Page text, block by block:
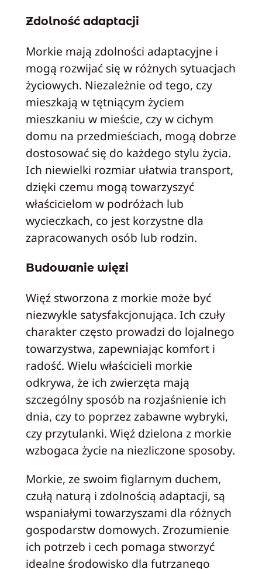
Zdolność adaptacji
Morkie mają zdolności adaptacyjne i
mogą rozwijać się w różnych sytuacjach
życiowych. Niezależnie od tego, czy
mieszkają w tętniącym życiem
mieszkaniu w mieście, czy w cichym
domu na przedmieściach, mogą dobrze
dostosować się do każdego stylu życia.
Ich niewielki rozmiar ułatwia transport,
dzięki czemu mogą towarzyszyć
właścicielom w podróżach lub
wycieczkach, co jest korzystne dla
zapracowanych osób lub rodzin.
Budowanie więzi
Więź stworzona z morkie może być
niezwykle satysfakcjonująca. Ich czuły
charakter często prowadzi do lojalnego
towarzystwa, zapewniając komfort i
radość. Wielu właścicieli morkie
odkrywa, że ich zwierzęta mają
szczególny sposób na rozjaśnienie ich
dnia, czy to poprzez zabawne wybryki,
czy przytulanki. Więź dzielona z morkie
wzbogaca życie na niezliczone sposoby.
Morkie, ze swoim figlarnym duchem,
czułą naturą i zdolnością adaptacji, są
wspaniałymi towarzyszami dla różnych
gospodarstw domowych. Zrozumienie
ich potrzeb i cech pomaga stworzyć
idealne środowisko dla futrzanego